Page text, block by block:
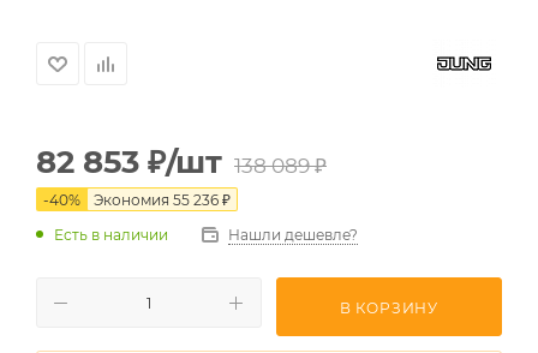
82 853 ₽/шт 138 089₽
-40% Экономия 55 236 ₽
Есть в наличии
Нашли дешевле?
В КОРЗИНУ